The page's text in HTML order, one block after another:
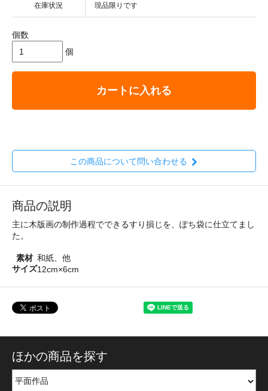
在庫状況 現品限りです
個数
個
カートに入れる
この商品について問い合わせる
商品の説明
主に木版画の制作過程でできるすり損じを、ぽち袋に仕立てまし
た。
素材 和紙、他
サイズ12cm×6cm
ほかの商品を探す